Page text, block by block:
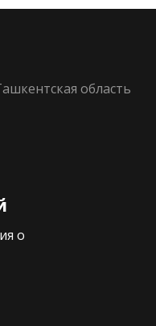
область
о